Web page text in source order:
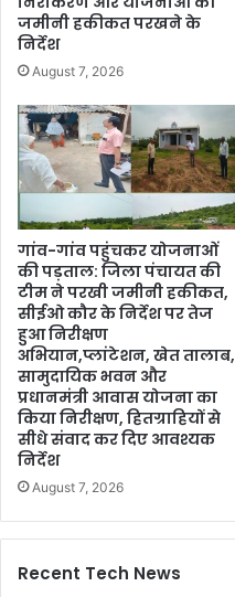
जमीनी हकीकत परखने के
निर्देश
August 7, 2026
गांव-गांव पहुंचकर योजनाओं
की पड़ताल: जिला पंचायत की
टीम ने परखी जमीनी हकीकत,
सीईओ कौर के निर्देश पर तेज
हुआ निरीक्षण
अभियान,प्लांटेशन, खेत तालाब,
सामुदायिक भवन और
प्रधानमंत्री आवास योजना का
किया निरीक्षण, हितग्राहियों से
सीधे संवाद कर दिए आवश्यक
निर्देश
August 7, 2026
Recent Tech News